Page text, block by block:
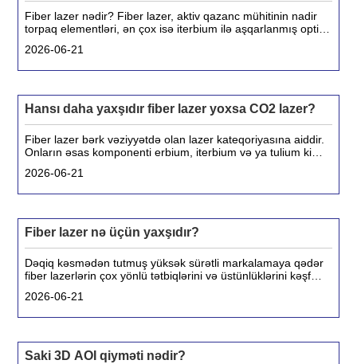
Fiber lazer nədir? Fiber lazer, aktiv qazanc mühitinin nadir
torpaq elementləri, ən çox isə iterbium ilə aşqarlanmış optik
və ya CO₂ lazerlərdən fərqli olaraq, lif lazerləri yaradır,
2026-06-21
Hansı daha yaxşıdır fiber lazer yoxsa CO2 lazer?
Fiber lazer bərk vəziyyətdə olan lazer kateqoriyasına aiddir.
Onların əsas komponenti erbium, iterbium və ya tulium kimi
nasosları tərəfindən stimullaşdırıldıqda, bu elementlər lifdən
2026-06-21
Fiber lazer nə üçün yaxşıdır?
Dəqiq kəsmədən tutmuş yüksək sürətli markalamaya qədər
fiber lazerlərin çox yönlü tətbiqlərini və üstünlüklərini kəşf
onların məhsuldarlığınızı necə artıra biləcəyini öyrənin.
2026-06-21
Saki 3D AOI qiyməti nədir?